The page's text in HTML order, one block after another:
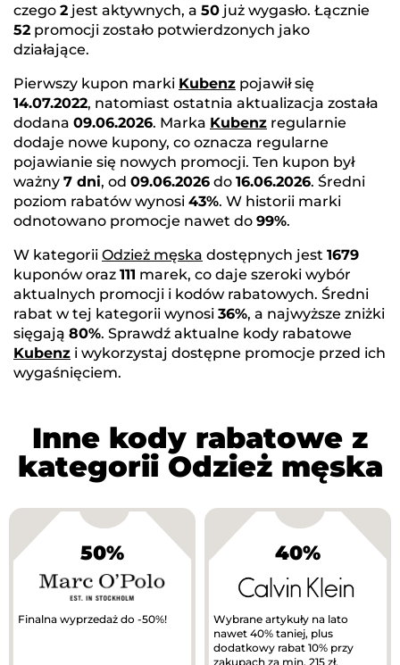
czego 2 jest aktywnych, a 50 już wygasło. Łącznie
52 promocji zostało potwierdzonych jako
działające.
Pierwszy kupon marki Kubenz pojawił się
14.07.2022, natomiast ostatnia aktualizacja została
dodana 09.06.2026. Marka Kubenz regularnie
dodaje nowe kupony, co oznacza regularne
pojawianie się nowych promocji. Ten kupon był
ważny 7 dni, od 09.06.2026 do 16.06.2026. Średni
poziom rabatów wynosi 43%. W historii marki
odnotowano promocje nawet do 99%.
W kategorii Odzież męska dostępnych jest 1679
kuponów oraz 111 marek, co daje szeroki wybór
aktualnych promocji i kodów rabatowych. Średni
rabat w tej kategorii wynosi 36%, a najwyższe zniżki
sięgają 80%. Sprawdź aktualne kody rabatowe
Kubenz i wykorzystaj dostępne promocje przed ich
wygaśnięciem.
Inne kody rabatowe z
kategorii Odzież męska
50%
Finalna wyprzedaż do -50%!
40%
Wybrane artykuły na lato
nawet 40% taniej, plus
dodatkowy rabat 10% przy
zakupach za min. 215 zł.